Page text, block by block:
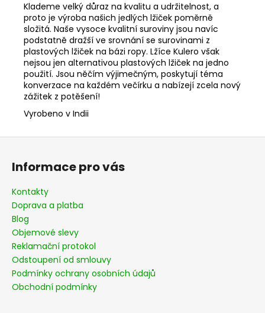
Klademe velký důraz na kvalitu a udržitelnost, a
proto je výroba našich jedlých lžiček poměrně
složitá. Naše vysoce kvalitní suroviny jsou navíc
podstatně dražší ve srovnání se surovinami z
plastových lžiček na bázi ropy. Lžíce Kulero však
nejsou jen alternativou plastových lžiček na jedno
použití. Jsou něčím výjimečným, poskytují téma
konverzace na každém večírku a nabízejí zcela nový
zážitek z potěšení!
Vyrobeno v Indii
Informace pro vás
Kontakty
Doprava a platba
Blog
Objemové slevy
Reklamační protokol
Odstoupení od smlouvy
Podmínky ochrany osobních údajů
Obchodní podmínky